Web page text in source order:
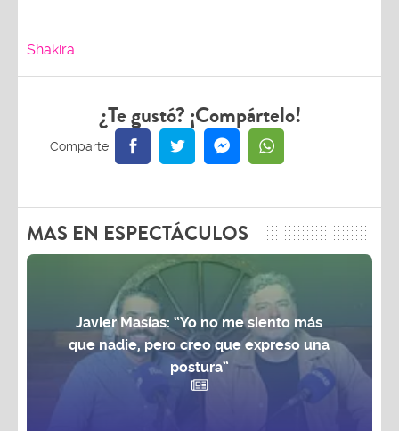
MAS EN ESPECTÁCULOS
Javier Masías: “Yo no me siento más
que nadie, pero creo que expreso una
postura”